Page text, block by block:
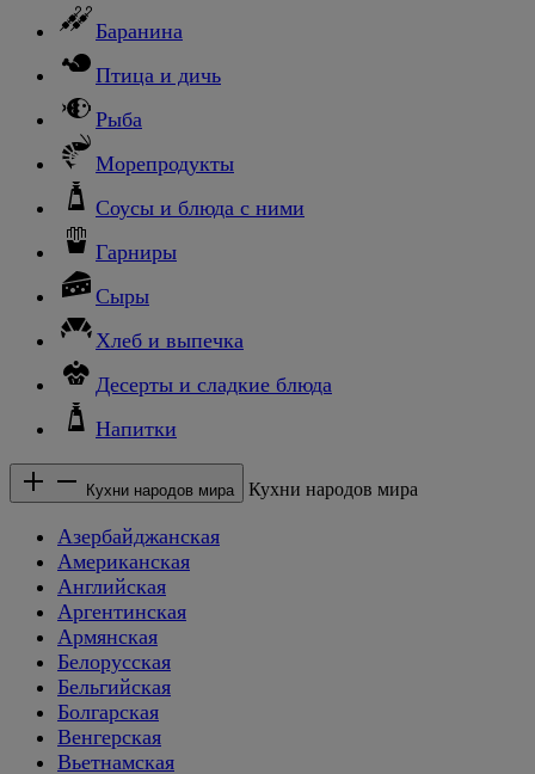
Баранина
Птица и дичь
Рыба
Морепродукты
Соусы и блюда с ними
Гарниры
Сыры
Хлеб и выпечка
Десерты и сладкие блюда
Напитки
Кухни народов мира Кухни народов мира
Азербайджанская
Американская
Английская
Аргентинская
Армянская
Белорусская
Бельгийская
Болгарская
Венгерская
Вьетнамская